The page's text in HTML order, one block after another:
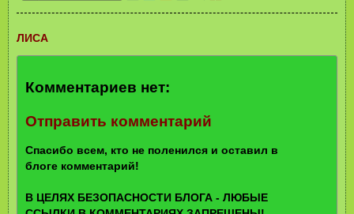
ЛИСА
Комментариев нет:
Отправить комментарий
Спасибо всем, кто не поленился и оставил в
блоге комментарий!
В ЦЕЛЯХ БЕЗОПАСНОСТИ БЛОГА - ЛЮБЫЕ